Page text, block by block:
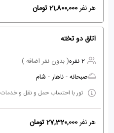
هر نفر21,800,000 تومان
اتاق دو تخته
2 نفره
( بدون نفر اضافه )
صبحانه - ناهار - شام
تور با احتساب حمل و نقل و خدمات
هر نفر27,320,000 تومان